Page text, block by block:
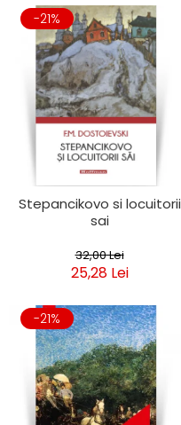
-21%
Stepancikovo si locuitorii
sai
32,00 Lei
25,28 Lei
-21%